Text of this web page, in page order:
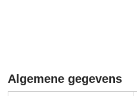
Algemene gegevens